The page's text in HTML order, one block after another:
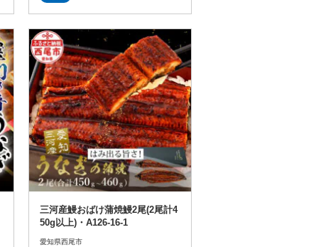
三河産鰻おばけ蒲焼鰻2尾(2尾計4
50g以上)・A126-16-1
愛知県西尾市